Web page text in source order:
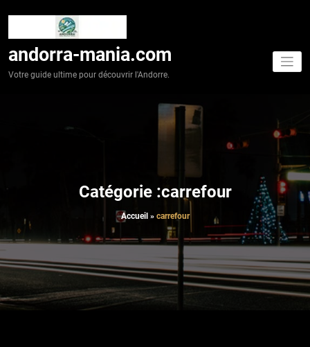
andorra-mania.com
Votre guide ultime pour découvrir l'Andorre.
Catégorie :carrefour
Accueil » carrefour